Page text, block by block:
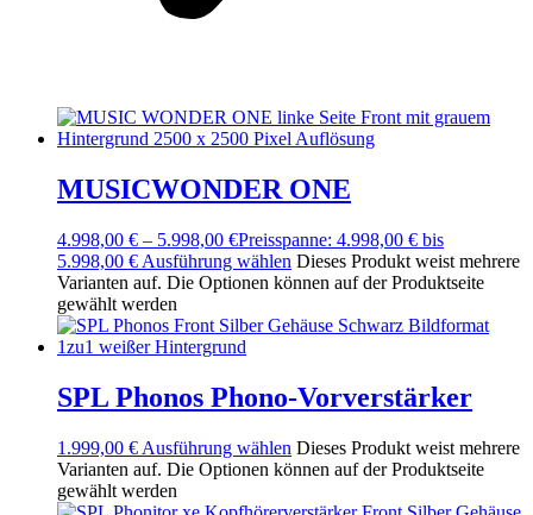
MUSICWONDER ONE
4.998,00 € – 5.998,00 €Preisspanne: 4.998,00 € bis
5.998,00 € Ausführung wählen Dieses Produkt weist mehrere
Varianten auf. Die Optionen können auf der Produktseite
gewählt werden
SPL Phonos Phono-Vorverstärker
1.999,00 € Ausführung wählen Dieses Produkt weist mehrere
Varianten auf. Die Optionen können auf der Produktseite
gewählt werden